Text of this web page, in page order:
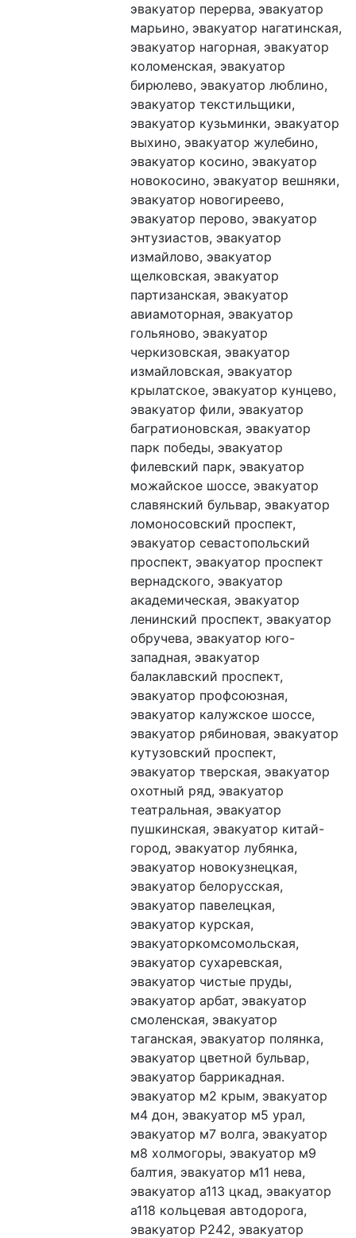
эвакуатор перерва, эвакуатор
марьино, эвакуатор нагатинская,
эвакуатор нагорная, эвакуатор
коломенская, эвакуатор
бирюлево, эвакуатор люблино,
эвакуатор текстильщики,
эвакуатор кузьминки, эвакуатор
выхино, эвакуатор жулебино,
эвакуатор косино, эвакуатор
новокосино, эвакуатор вешняки,
эвакуатор новогиреево,
эвакуатор перово, эвакуатор
энтузиастов, эвакуатор
измайлово, эвакуатор
щелковская, эвакуатор
партизанская, эвакуатор
авиамоторная, эвакуатор
гольяново, эвакуатор
черкизовская, эвакуатор
измайловская, эвакуатор
крылатское, эвакуатор кунцево,
эвакуатор фили, эвакуатор
багратионовская, эвакуатор
парк победы, эвакуатор
филевский парк, эвакуатор
можайское шоссе, эвакуатор
славянский бульвар, эвакуатор
ломоносовский проспект,
эвакуатор севастопольский
проспект, эвакуатор проспект
вернадского, эвакуатор
академическая, эвакуатор
ленинский проспект, эвакуатор
обручева, эвакуатор юго-
западная, эвакуатор
балаклавский проспект,
эвакуатор профсоюзная,
эвакуатор калужское шоссе,
эвакуатор рябиновая, эвакуатор
кутузовский проспект,
эвакуатор тверская, эвакуатор
охотный ряд, эвакуатор
театральная, эвакуатор
пушкинская, эвакуатор китай-
город, эвакуатор лубянка,
эвакуатор новокузнецкая,
эвакуатор белорусская,
эвакуатор павелецкая,
эвакуатор курская,
эвакуаторкомсомольская,
эвакуатор сухаревская,
эвакуатор чистые пруды,
эвакуатор арбат, эвакуатор
смоленская, эвакуатор
таганская, эвакуатор полянка,
эвакуатор цветной бульвар,
эвакуатор баррикадная.
эвакуатор м2 крым, эвакуатор
м4 дон, эвакуатор м5 урал,
эвакуатор м7 волга, эвакуатор
м8 холмогоры, эвакуатор м9
балтия, эвакуатор м11 нева,
эвакуатор а113 цкад, эвакуатор
а118 кольцевая автодорога,
эвакуатор Р242, эвакуатор